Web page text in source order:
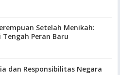
Setelah Menikah:
Peran Baru
dan Responsibilitas Negara